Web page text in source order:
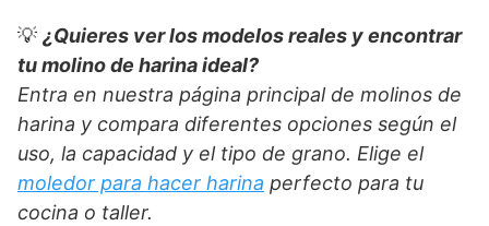
💡 ¿Quieres ver los modelos reales y encontrar
tu molino de harina ideal?
Entra en nuestra página principal de molinos de
harina y compara diferentes opciones según el
uso, la capacidad y el tipo de grano. Elige el
moledor para hacer harina perfecto para tu
cocina o taller.